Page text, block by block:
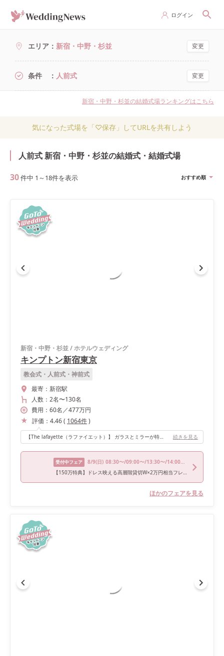
ログイン
エリア 新宿・中野・杉並 変更
条件 人前式 変更
新宿・中野・杉並の結婚式場ランキングはこちら
気になった式場を「♡保存」してURLを共有しよう
人前式 新宿・中野・杉並の結婚式・結婚式場
30件中 1 ～ 18件を表示 おすすめ順
新宿・中野・杉並/ホテルウェディング
キンプトン新宿東京
教会式・人前式・神前式
最寄： 新宿駅
人数： 2名〜130名
費用： 60名 ／477万円
評価： 4.46( 1064件)
【The lafayette（ラファイエット）】 ガラスとミラーが特徴的な披露宴会場です。 キンプトンには３つの会場があり、どれも素敵過ぎて選べないくらいでした！！最終的にゲストの人数でこの会場を選びましたが大正解でした。 ここの照明がお花みたいな雲みたいな可愛い形をしていてお気に入りです！そして、ミラーが高砂装花を反射して倍あるように感じるのでお得だと思います🙆🏻‍♀️壁のブラックの縁取りが結構印象的なので、ごちゃごちゃし過ぎないようなテーマカラー選びを心がけました。 定員90名ですが、実際は50名くらいがちょうど良いと感じました。 続きを見る
受付中フェア 8/9(日) 08:30〜/09:00〜/13:30〜/14:00〜/17:30〜
【150万特典】ドレス映える高層階貸切W×2万円相当フレンチ試食■AM限定カフェ優待付きBIGフェア
ほかのフェアを見る